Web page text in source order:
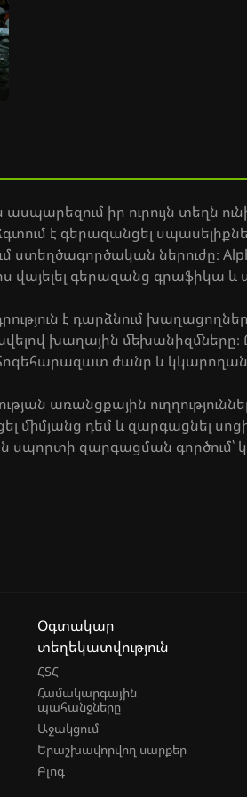
ասպարեզում իր ուրույն տեղն
ձգտում է գերազանցել
ստեղծագործական ներուժը։
վայելել գերազանց
է դարձնում
խաղային
ժանր և կկարողանա
առանցքային
միմյանց դեմ և զարգացնել
սպորտի զարգացման
Օգտակար
տեղեկատվություն
ՀՏՀ
Համակարգային
պահանջները
Աջակցում
Երաշխավորվող սարքեր
Բլոգ